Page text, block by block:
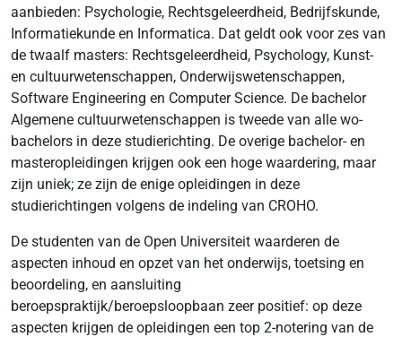
aanbieden: Psychologie, Rechtsgeleerdheid, Bedrijfskunde,
Informatiekunde en Informatica. Dat geldt ook voor zes van
de twaalf masters: Rechtsgeleerdheid, Psychology, Kunst-
en cultuurwetenschappen, Onderwijswetenschappen,
Software Engineering en Computer Science. De bachelor
Algemene cultuurwetenschappen is tweede van alle wo-
bachelors in deze studierichting. De overige bachelor- en
masteropleidingen krijgen ook een hoge waardering, maar
zijn uniek; ze zijn de enige opleidingen in deze
studierichtingen volgens de indeling van CROHO.
De studenten van de Open Universiteit waarderen de
aspecten inhoud en opzet van het onderwijs, toetsing en
beoordeling, en aansluiting
beroepspraktijk/beroepsloopbaan zeer positief: op deze
aspecten krijgen de opleidingen een top 2-notering van de